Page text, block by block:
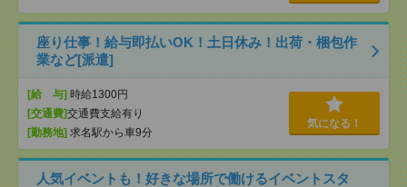
座り仕事！給与即払いOK！土日休み！出荷・梱包作
業など[派遣]
[給 与] 時給1300円
[交通費]交通費支給有り
[勤務地] 求名駅から車9分
気になる！
人気イベントも！好きな場所で働けるイベントスタ